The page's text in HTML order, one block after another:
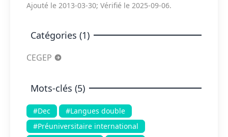
Ajouté le 2013-03-30; Vérifié le 2025-09-06.
Catégories (1)
CEGEP
Mots-clés (5)
#Dec
#Langues double
#Préuniversitaire international